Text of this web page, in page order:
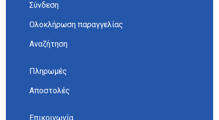
Σύνδεση
Ολοκλήρωση παραγγελίας
Αναζήτηση
Πληρωμές
Αποστολές
Επικοινωνία